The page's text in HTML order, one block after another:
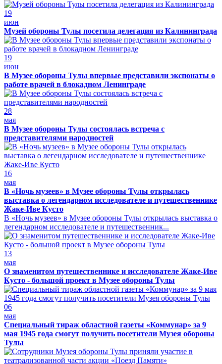
19
июн
Музей обороны Тулы посетила делегация из Калининграда
19
июн
В Музее обороны Тулы впервые представили экспонаты о
работе врачей в блокадном Ленинграде
28
мая
В Музее обороны Тулы состоялась встреча с
представителями народностей
16
мая
В «Ночь музеев» в Музее обороны Тулы открылась
выставка о легендарном исследователе и путешественнике
Жаке-Иве Кусто
В «Ночь музеев» в Музее обороны Тулы открылась выставка о
легендарном исследователе и путешественник...
13
мая
О знаменитом путешественнике и исследователе Жаке-Иве
Кусто - большой проект в Музее обороны Тулы
06
мая
Специальный тираж областной газеты «Коммунар» за 9
мая 1945 года смогут получить посетители Музея обороны
Тулы